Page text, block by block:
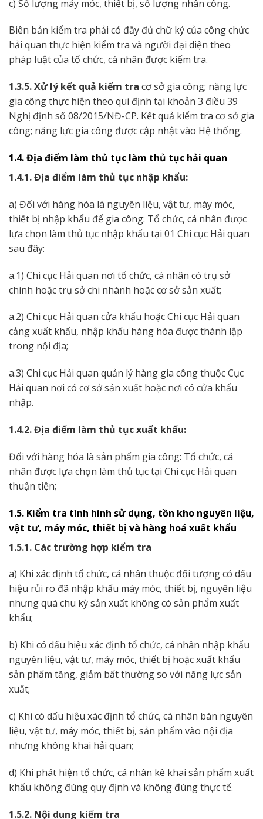
c) Số lượng máy móc, thiết bị, số lượng nhân công.
Biên bản kiểm tra phải có đầy đủ chữ ký của công chức
hải quan thực hiện kiểm tra và người đại diện theo
pháp luật của tổ chức, cá nhân được kiểm tra.
1.3.5. Xử lý kết quả kiểm tra cơ sở gia công; năng lực
gia công thực hiện theo qui định tại khoản 3 điều 39
Nghị định số 08/2015/NĐ-CP. Kết quả kiểm tra cơ sở gia
công; năng lực gia công được cập nhật vào Hệ thống.
1.4. Địa điểm làm thủ tục làm thủ tục hải quan
1.4.1. Địa điểm làm thủ tục nhập khẩu:
a) Đối với hàng hóa là nguyên liệu, vật tư, máy móc,
thiết bị nhập khẩu để gia công: Tổ chức, cá nhân được
lựa chọn làm thủ tục nhập khẩu tại 01 Chi cục Hải quan
sau đây:
a.1) Chi cục Hải quan nơi tổ chức, cá nhân có trụ sở
chính hoặc trụ sở chi nhánh hoặc cơ sở sản xuất;
a.2) Chi cục Hải quan cửa khẩu hoặc Chi cục Hải quan
cảng xuất khẩu, nhập khẩu hàng hóa được thành lập
trong nội địa;
a.3) Chi cục Hải quan quản lý hàng gia công thuộc Cục
Hải quan nơi có cơ sở sản xuất hoặc nơi có cửa khẩu
nhập.
1.4.2. Địa điểm làm thủ tục xuất khẩu:
Đối với hàng hóa là sản phẩm gia công: Tổ chức, cá
nhân được lựa chọn làm thủ tục tại Chi cục Hải quan
thuận tiện;
1.5. Kiểm tra tình hình sử dụng, tồn kho nguyên liệu,
vật tư, máy móc, thiết bị và hàng hoá xuất khẩu
1.5.1. Các trường hợp kiểm tra
a) Khi xác định tổ chức, cá nhân thuộc đối tượng có dấu
hiệu rủi ro đã nhập khẩu máy móc, thiết bị, nguyên liệu
nhưng quá chu kỳ sản xuất không có sản phẩm xuất
khẩu;
b) Khi có dấu hiệu xác định tổ chức, cá nhân nhập khẩu
nguyên liệu, vật tư, máy móc, thiết bị hoặc xuất khẩu
sản phẩm tăng, giảm bất thường so với năng lực sản
xuất;
c) Khi có dấu hiệu xác định tổ chức, cá nhân bán nguyên
liệu, vật tư, máy móc, thiết bị, sản phẩm vào nội địa
nhưng không khai hải quan;
d) Khi phát hiện tổ chức, cá nhân kê khai sản phẩm xuất
khẩu không đúng quy định và không đúng thực tế.
1.5.2. Nội dung kiểm tra